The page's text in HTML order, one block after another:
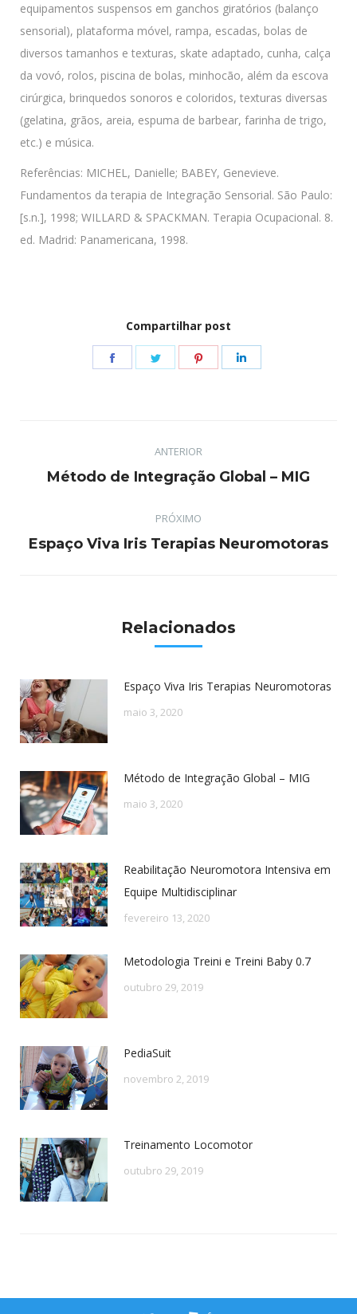
equipamentos suspensos em ganchos giratórios (balanço
sensorial), plataforma móvel, rampa, escadas, bolas de
diversos tamanhos e texturas, skate adaptado, cunha, calça
da vovó, rolos, piscina de bolas, minhocão, além da escova
cirúrgica, brinquedos sonoros e coloridos, texturas diversas
(gelatina, grãos, areia, espuma de barbear, farinha de trigo,
etc.) e música.
Referências: MICHEL, Danielle; BABEY, Genevieve.
Fundamentos da terapia de Integração Sensorial. São Paulo:
[s.n.], 1998; WILLARD & SPACKMAN. Terapia Ocupacional. 8.
ed. Madrid: Panamericana, 1998.
Compartilhar post
Share
Share
Share
post:
ANTERIOR
Post
Método de Integração Global – MIG
PRÓXIMO
Próximo
Espaço Viva Iris Terapias Neuromotoras
Relacionados
Espaço Viva Iris Terapias Neuromotoras
maio 3, 2020
Método de Integração Global – MIG
maio 3, 2020
Reabilitação Neuromotora Intensiva em
Equipe Multidisciplinar
fevereiro 13, 2020
Metodologia Treini e Treini Baby 0.7
outubro 29, 2019
PediaSuit
novembro 2, 2019
Treinamento Locomotor
outubro 29, 2019